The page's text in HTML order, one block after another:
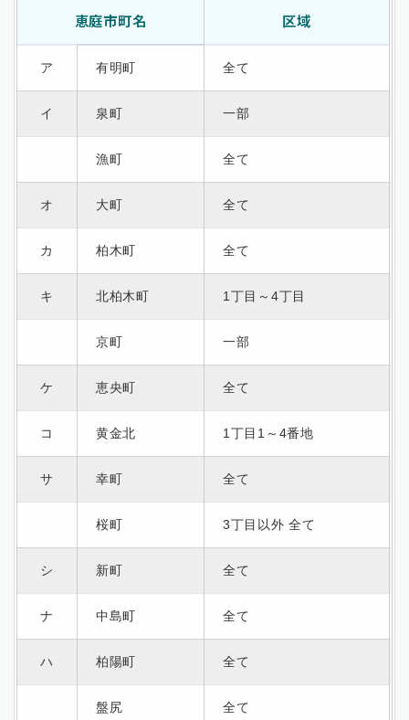
恵庭市町名 区域
ア 有明町 全て
イ 泉町 一部
漁町 全て
オ 大町 全て
カ 柏木町 全て
キ 北柏木町 1丁目～4丁目
京町 一部
ケ 恵央町 全て
コ 黄金北 1丁目1～4番地
サ 幸町 全て
桜町 3丁目以外 全て
シ 新町 全て
ナ 中島町 全て
ハ 柏陽町 全て
盤尻 全て